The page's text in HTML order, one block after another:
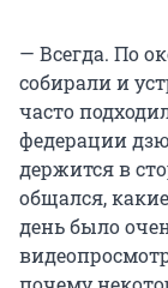
— Всегда. По
собирали и
часто
федерации
держится в
общался,
день было